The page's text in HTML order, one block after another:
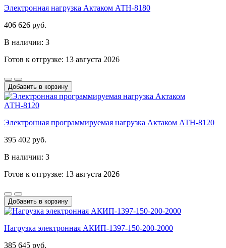
Электронная нагрузка Актаком АТН-8180
406 626 руб.
В наличии: 3
Готов к отгрузке: 13 августа 2026
Добавить в корзину
Электронная программируемая нагрузка Актаком АТН-8120
395 402 руб.
В наличии: 3
Готов к отгрузке: 13 августа 2026
Добавить в корзину
Нагрузка электронная АКИП-1397-150-200-2000
385 645 руб.